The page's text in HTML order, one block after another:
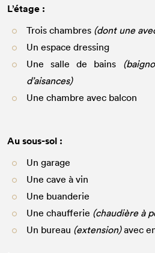
L’étage :
Trois chambres (dont une
Un espace dressing
Une salle de bains
d’aisances)
Une chambre avec balcon
Au sous-sol :
Un garage
Une cave à vin
Une buanderie
Une chaufferie (chaudière à
Un bureau (extension)avec